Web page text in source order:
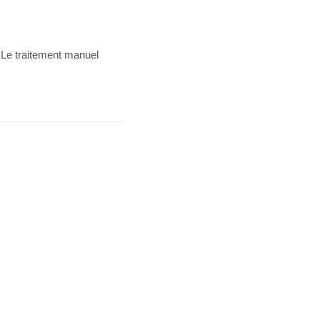
traitement manuel